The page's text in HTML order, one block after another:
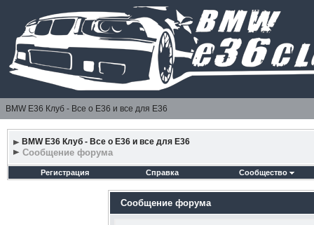
BMW E36 Клуб - Все о Е36 и все для Е36
BMW E36 Клуб - Все о Е36 и все для Е36
Сообщение форума
Регистрация Справка Сообщество
Сообщение форума